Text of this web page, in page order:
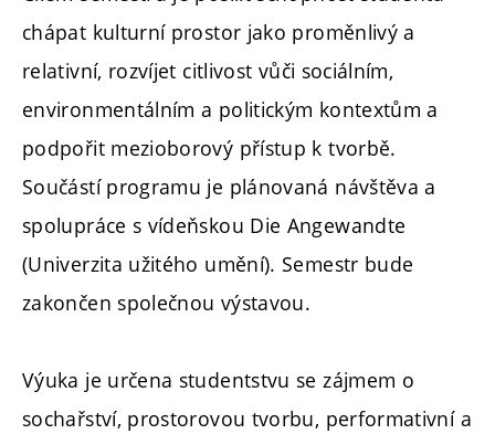
chápat kulturní prostor jako proměnlivý a
relativní, rozvíjet citlivost vůči sociálním,
environmentálním a politickým kontextům a
podpořit mezioborový přístup k tvorbě.
Součástí programu je plánovaná návštěva a
spolupráce s vídeňskou Die Angewandte
(Univerzita užitého umění). Semestr bude
zakončen společnou výstavou.
Výuka je určena studentstvu se zájmem o
sochařství, prostorovou tvorbu, performativní a